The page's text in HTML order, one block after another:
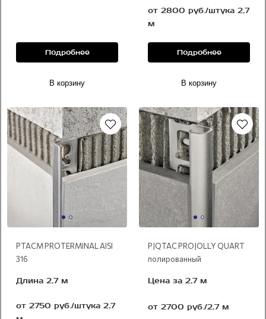
Подробнее
В корзину
от 2800 руб./штука 2,7
м
Подробнее
В корзину
PTACM PROTERMINAL AISI
316
Длина 2,7 м
от 2750 руб./штука 2,7
PJQTAC PROJOLLY QUART
полированный
Цена за 2,7 м
от 2700 руб./2,7 м